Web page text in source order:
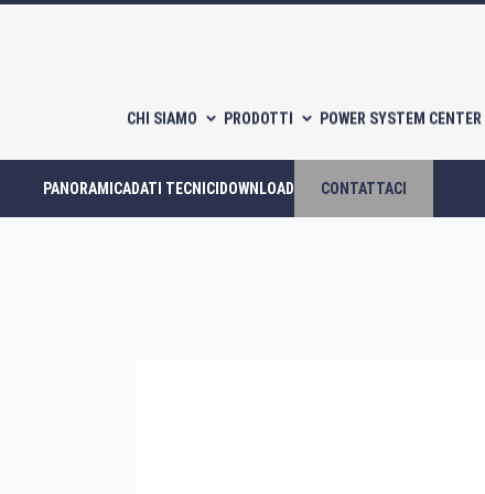
CHI SIAMO PRODOTTI POWER SYSTEM CENTER
PANORAMICADATI TECNICI DOWNLOAD CONTATTACI